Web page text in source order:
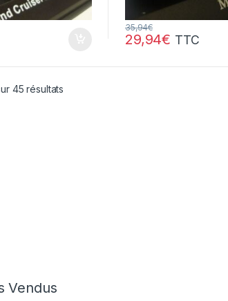
29,94€
35,94€
TTC
45 résultats
Vendus